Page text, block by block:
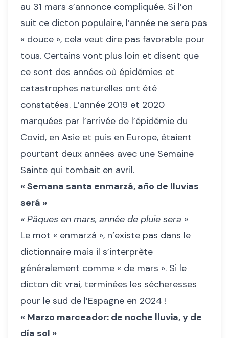
au 31 mars s’annonce compliquée. Si l’on
suit ce dicton populaire, l’année ne sera pas
« douce », cela veut dire pas favorable pour
tous. Certains vont plus loin et disent que
ce sont des années où épidémies et
catastrophes naturelles ont été
constatées. L’année 2019 et 2020
marquées par l’arrivée de l’épidémie du
Covid, en Asie et puis en Europe, étaient
pourtant deux années avec une Semaine
Sainte qui tombait en avril.
« Semana santa enmarzá, año de lluvias
será »
« Pâques en mars, année de pluie sera »
Le mot « enmarzá », n’existe pas dans le
dictionnaire mais il s’interprète
généralement comme « de mars ». Si le
dicton dit vrai, terminées les sécheresses
pour le sud de l’Espagne en 2024 !
« Marzo marceador: de noche lluvia, y de
día sol »